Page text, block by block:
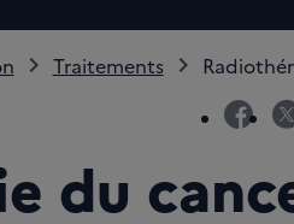
Traitements
du